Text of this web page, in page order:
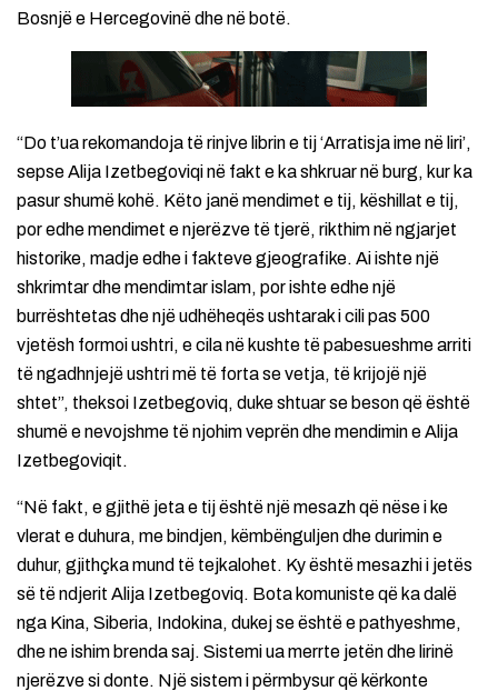
Bosnjë e Hercegovinë dhe në botë.
“Do t’ua rekomandoja të rinjve librin e tij ‘Arratisja ime në liri’,
sepse Alija Izetbegoviqi në fakt e ka shkruar në burg, kur ka
pasur shumë kohë. Këto janë mendimet e tij, këshillat e tij,
por edhe mendimet e njerëzve të tjerë, rikthim në ngjarjet
historike, madje edhe i fakteve gjeografike. Ai ishte një
shkrimtar dhe mendimtar islam, por ishte edhe një
burrështetas dhe një udhëheqës ushtarak i cili pas 500
vjetësh formoi ushtri, e cila në kushte të pabesueshme arriti
të ngadhnjejë ushtri më të forta se vetja, të krijojë një
shtet”, theksoi Izetbegoviq, duke shtuar se beson që është
shumë e nevojshme të njohim veprën dhe mendimin e Alija
Izetbegoviqit.
“Në fakt, e gjithë jeta e tij është një mesazh që nëse i ke
vlerat e duhura, me bindjen, këmbënguljen dhe durimin e
duhur, gjithçka mund të tejkalohet. Ky është mesazhi i jetës
së të ndjerit Alija Izetbegoviq. Bota komuniste që ka dalë
nga Kina, Siberia, Indokina, dukej se është e pathyeshme,
dhe ne ishim brenda saj. Sistemi ua merrte jetën dhe lirinë
njerëzve si donte. Një sistem i përmbysur që kërkonte